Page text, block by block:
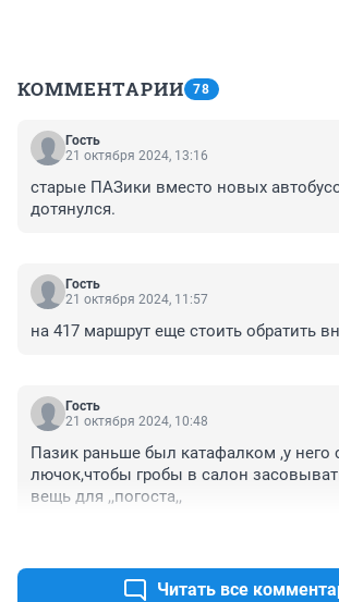
КОММЕНТАРИИ 78
Гость
21 октября 2024, 13:16
старые ПАЗики вместо новых
дотянулся.
Гость
21 октября 2024, 11:57
на 417 маршрут еще стоить обратить
Гость
21 октября 2024, 10:48
Пазик раньше был катафалком ,у него
лючок,чтобы гробы в салон
вещь для ,,погоста,,
Читать все